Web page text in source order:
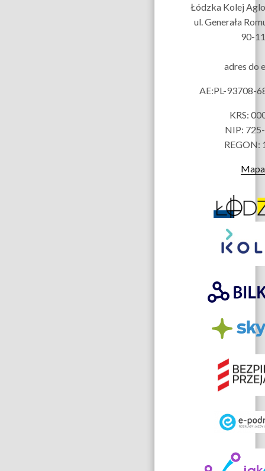
Łódzka Kolej
ul. Generała
90-
adres do
AE:PL-93708-
KRS:
NIP:
REGON:
Partnerzy